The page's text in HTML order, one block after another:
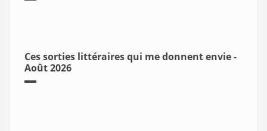
Ces sorties littéraires qui me donnent envie -
Août 2026